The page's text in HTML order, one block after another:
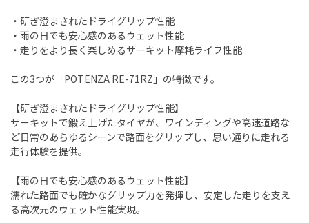
・研ぎ澄まされたドライグリップ性能
・雨の日でも安心感のあるウェット性能
・走りをより長く楽しめるサーキット摩耗ライフ性能
この3つが「POTENZA RE-71RZ」の特徴です。
【研ぎ澄まされたドライグリップ性能】
サーキットで鍛え上げたタイヤが、ワインディングや高速道路な
ど日常のあらゆるシーンで路面をグリップし、思い通りに走れる
走行体験を提供。
【雨の日でも安心感のあるウェット性能】
濡れた路面でも確かなグリップ力を発揮し、安定した走りを支え
る高次元のウェット性能実現。